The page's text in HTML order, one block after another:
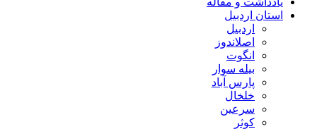
استان اردبیل
اردبیل
اصلاندوز
انگوت
بیله سوار
پارس آباد
خلخال
سرعین
کوثر